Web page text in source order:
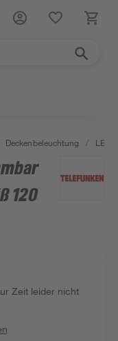
Deckenbeleuchtung / LED-
120
Zeit leider nicht